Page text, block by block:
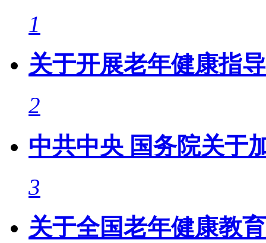
1
关于开展老年健康指
2
中共中央 国务院关于
3
关于全国老年健康教